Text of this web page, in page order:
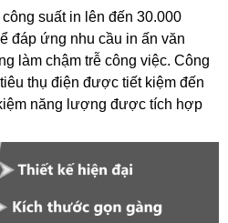
suất in lên đến 30.000
đáp ứng nhu cầu in ấn văn
làm chậm trễ công việc. Công
thụ điện được tiết kiệm đến
năng lượng được tích hợp